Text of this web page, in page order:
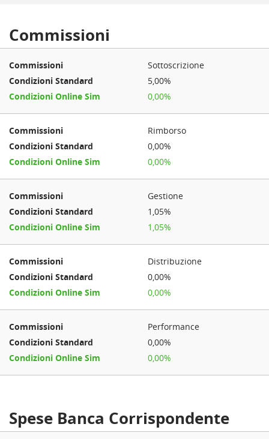
Commissioni
Sottoscrizione
5,00%
0,00%
Rimborso
0,00%
0,00%
Gestione
1,05%
1,05%
Distribuzione
0,00%
0,00%
Performance
0,00%
0,00%
Spese Banca Corrispondente